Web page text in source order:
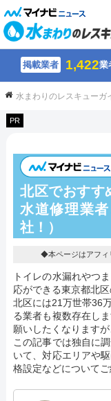
掲載業者 1,422業
水まわりのレスキューガ
PR
北区でおすす
水道修理業
社！）
◆本ページはアフィ
トイレの水漏れやつ
応ができる東京都北
北区には21万世帯36
る業者も複数存在し
願いしたくなります
この記事では独自に
いて、対応エリアや
格設定などについてご